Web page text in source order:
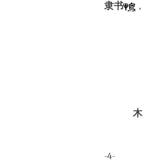
隶书
，
木
-4-